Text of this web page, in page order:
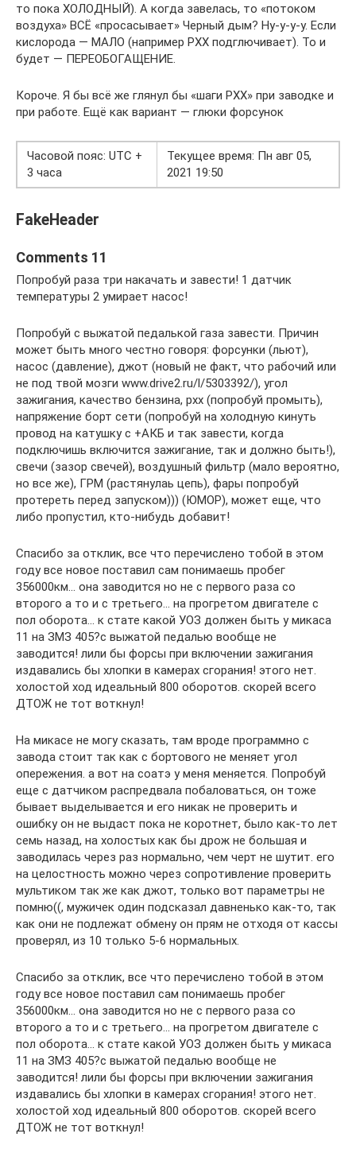
то пока ХОЛОДНЫЙ). А когда завелась, то «потоком
воздуха» ВСЁ «просасывает» Черный дым? Ну-у-у-у. Если
кислорода — МАЛО (например РХХ подглючивает). То и
будет — ПЕРЕОБОГАЩЕНИЕ.
Короче. Я бы всё же глянул бы «шаги РХХ» при заводке и
при работе. Ещё как вариант — глюки форсунок
Часовой пояс: UTC +
3 часа
Текущее время: Пн авг 05,
2021 19:50
FakeHeader
Comments 11
Попробуй раза три накачать и завести! 1 датчик
температуры 2 умирает насос!
Попробуй с выжатой педалькой газа завести. Причин
может быть много честно говоря: форсунки (льют),
насос (давление), джот (новый не факт, что рабочий или
не под твой мозги www.drive2.ru/l/5303392/), угол
зажигания, качество бензина, рхх (попробуй промыть),
напряжение борт сети (попробуй на холодную кинуть
провод на катушку с +АКБ и так завести, когда
подключишь включится зажигание, так и должно быть!),
свечи (зазор свечей), воздушный фильтр (мало вероятно,
но все же), ГРМ (растянулаь цепь), фары попробуй
протереть перед запуском))) (ЮМОР), может еще, что
либо пропустил, кто-нибудь добавит!
Спасибо за отклик, все что перечислено тобой в этом
году все новое поставил сам понимаешь пробег
356000км… она заводится но не с первого раза со
второго а то и с третьего… на прогретом двигателе с
пол оборота… к стате какой УОЗ должен быть у микаса
11 на ЗМЗ 405?с выжатой педалью вообще не
заводится! лили бы форсы при включении зажигания
издавались бы хлопки в камерах сгорания! этого нет.
холостой ход идеальный 800 оборотов. скорей всего
ДТОЖ не тот воткнул!
На микасе не могу сказать, там вроде программно с
завода стоит так как с бортового не меняет угол
опережения. а вот на соатэ у меня меняется. Попробуй
еще с датчиком распредвала побаловаться, он тоже
бывает выделывается и его никак не проверить и
ошибку он не выдаст пока не коротнет, было как-то лет
семь назад, на холостых как бы дрож не большая и
заводилась через раз нормально, чем черт не шутит. его
на целостность можно через сопротивление проверить
мультиком так же как джот, только вот параметры не
помню((, мужичек один подсказал давненько как-то, так
как они не подлежат обмену он прям не отходя от кассы
проверял, из 10 только 5-6 нормальных.
Спасибо за отклик, все что перечислено тобой в этом
году все новое поставил сам понимаешь пробег
356000км… она заводится но не с первого раза со
второго а то и с третьего… на прогретом двигателе с
пол оборота… к стате какой УОЗ должен быть у микаса
11 на ЗМЗ 405?с выжатой педалью вообще не
заводится! лили бы форсы при включении зажигания
издавались бы хлопки в камерах сгорания! этого нет.
холостой ход идеальный 800 оборотов. скорей всего
ДТОЖ не тот воткнул!